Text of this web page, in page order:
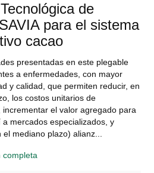
de
para el sistema
cacao
presentadas en este plegable
a enfermedades, con mayor
y calidad, que permiten reducir, en
los costos unitarios de
incrementar el valor agregado para
a mercados especializados, y
mediano plazo) alianz...
completa